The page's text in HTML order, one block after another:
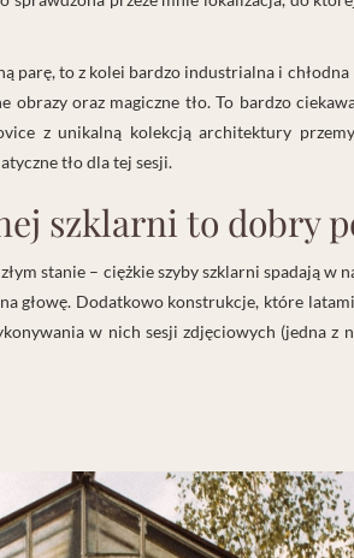
to z kolei bardzo industrialna i
oraz magiczne tło. To bardzo
z unikalną kolekcją architektury
tło dla tej sesji.
szklarni to dobry
stanie – ciężkie szyby szklarni spadają w
głowę. Dodatkowo konstrukcje, które
w nich sesji zdjęciowych (jedna z